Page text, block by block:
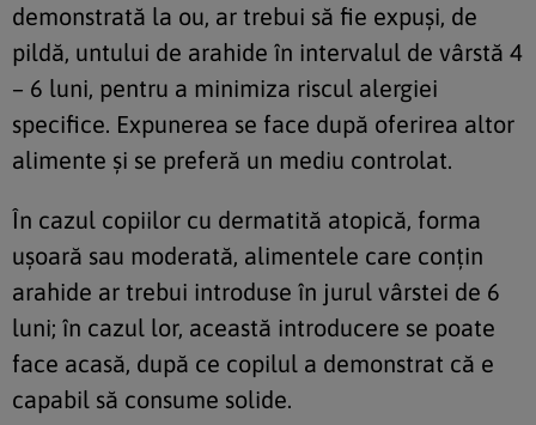
demonstrată la ou, ar trebui să fie expuși, de
pildă, untului de arahide în intervalul de vârstă 4
– 6 luni, pentru a minimiza riscul alergiei
specifice. Expunerea se face după oferirea altor
alimente și se preferă un mediu controlat.
În cazul copiilor cu dermatită atopică, forma
ușoară sau moderată, alimentele care conțin
arahide ar trebui introduse în jurul vârstei de 6
luni; în cazul lor, această introducere se poate
face acasă, după ce copilul a demonstrat că e
capabil să consume solide.